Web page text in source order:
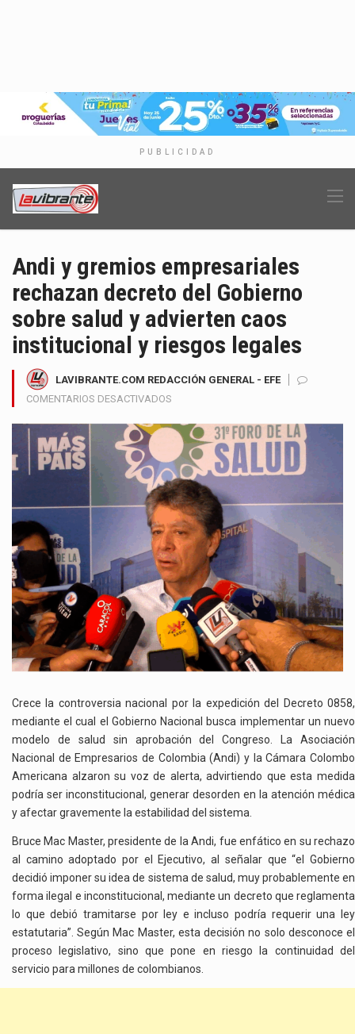
PUBLICIDAD
Andi y gremios empresariales
rechazan decreto del Gobierno
sobre salud y advierten caos
institucional y riesgos legales
LAVIBRANTE.COM REDACCIÓN GENERAL - EFE
COMENTARIOS DESACTIVADOS
Y
GREMIOS
EMPRESARIALES
RECHAZAN
DECRETO
DEL
GOBIERNO
SOBRE
SALUD
Y
ADVIERTEN
CAOS
INSTITUCIONAL
Y
RIESGOS
Crece la controversia nacional por la expedición del Decreto 0858,
mediante el cual el Gobierno Nacional busca implementar un nuevo
modelo de salud sin aprobación del Congreso. La Asociación
Nacional de Empresarios de Colombia (Andi) y la Cámara Colombo
Americana alzaron su voz de alerta, advirtiendo que esta medida
podría ser inconstitucional, generar desorden en la atención médica
y afectar gravemente la estabilidad del sistema.
Bruce Mac Master, presidente de la Andi, fue enfático en su rechazo
al camino adoptado por el Ejecutivo, al señalar que “el Gobierno
decidió imponer su idea de sistema de salud, muy probablemente en
forma ilegal e inconstitucional, mediante un decreto que reglamenta
lo que debió tramitarse por ley e incluso podría requerir una ley
estatutaria”. Según Mac Master, esta decisión no solo desconoce el
proceso legislativo, sino que pone en riesgo la continuidad del
servicio para millones de colombianos.